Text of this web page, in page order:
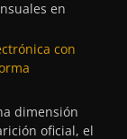
en
con
dimensión
oficial, el